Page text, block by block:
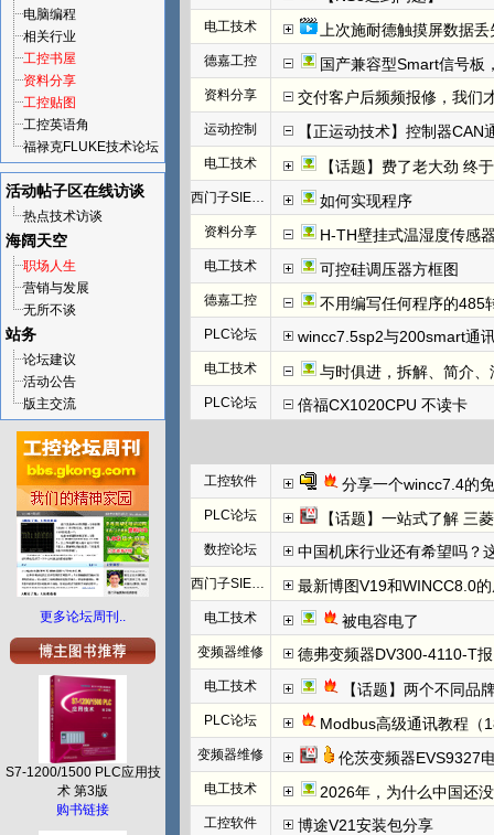
电脑编程
相关行业
工控书屋
资料分享
工控贴图
工控英语角
福禄克FLUKE技术论坛
活动帖子区在线访谈
热点技术访谈
海阔天空
职场人生
营销与发展
无所不谈
站务
论坛建议
活动公告
版主交流
更多论坛周刊..
S7-1200/1500 PLC应用技
术 第3版
购书链接
电工技术 上次施耐德触摸屏数据丢
德嘉工控 国产兼容型Smart信号板，通
资料分享 交付客户后频频报修，我们才
运动控制 【正运动技术】控制器
电工技术 【话题】费了老大劲 终于
西门子SIEMENS 如何实现程序
资料分享 H-TH壁挂式温湿度传感
电工技术 可控硅调压器方框图
德嘉工控 不用编写任何程序的485
PLC论坛 wincc7.5sp2与200smart通
电工技术 与时俱进，拆解、简介
PLC论坛 倍福CX1020CPU 不读卡
工控软件 分享一个wincc7.4的
PLC论坛 【话题】一站式了解 三菱FX5U
数控论坛 中国机床行业还有希望吗？
西门子SIEMENS 最新博图V19和WINCC8.0
电工技术 被电容电了
变频器维修 德弗变频器DV300-4110-T报NFF故
电工技术 【话题】两个不同品
PLC论坛 Modbus高级通讯教程（
变频器维修 伦茨变频器EVS9327
电工技术 2026年，为什么中国还
工控软件 博途V21安装包分享